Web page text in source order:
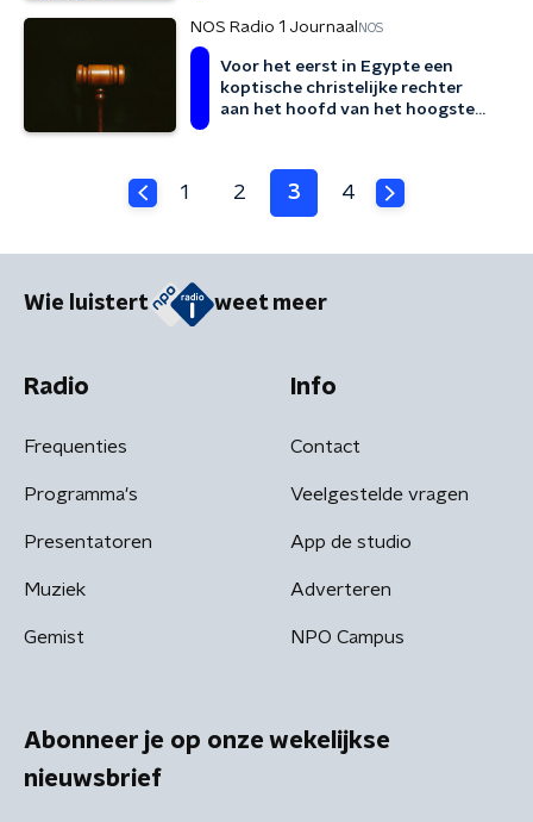
NOS Radio 1 Journaal NOS
Voor het eerst in Egypte een
koptische christelijke rechter
aan het hoofd van het hoogste
1 2 3 4
Wie luistert weet meer
Radio
Frequenties
Programma's
Presentatoren
Muziek
Gemist
Info
Contact
Veelgestelde vragen
App de studio
Adverteren
NPO Campus
Abonneer je op onze wekelijkse
nieuwsbrief